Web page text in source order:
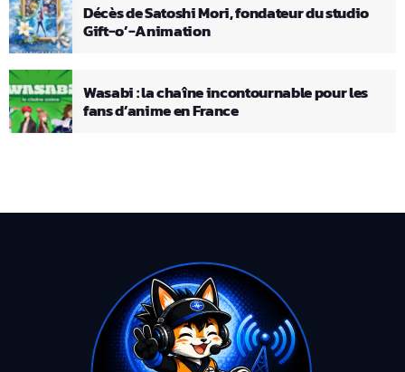
Décès de Satoshi Mori, fondateur du studio
Gift-o’-Animation
Wasabi : la chaîne incontournable pour les
fans d’anime en France